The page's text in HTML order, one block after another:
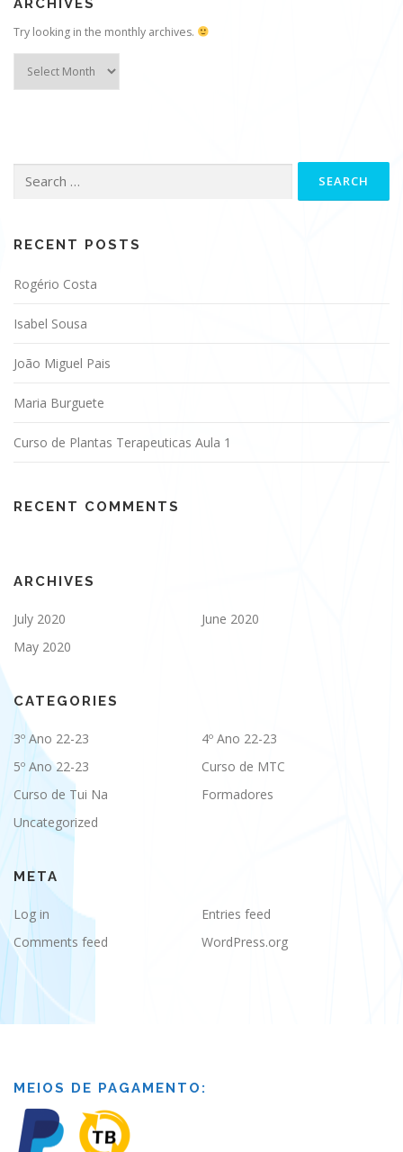
ARCHIVES
Try looking in the monthly archives.
for:
RECENT POSTS
Rogério Costa
Isabel Sousa
João Miguel Pais
Maria Burguete
Curso de Plantas Terapeuticas Aula 1
RECENT COMMENTS
ARCHIVES
July 2020
June 2020
May 2020
CATEGORIES
3º Ano 22-23
4º Ano 22-23
5º Ano 22-23
Curso de MTC
Curso de Tui Na
Formadores
Uncategorized
META
Log in
Entries feed
Comments feed
WordPress.org
MEIOS DE PAGAMENTO: